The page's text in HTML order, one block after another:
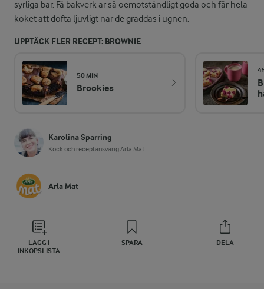
syrliga bär. Få bakverk är så oemotståndligt goda och får hela
köket att dofta ljuvligt när de gräddas i ugnen.
UPPTÄCK FLER RECEPT: BROWNIE
50 MIN
Brookies
Karolina Sparring
Kock och receptansvarig Arla Mat
Arla Mat
LÄGG I
INKÖPSLISTA
SPARA DELA